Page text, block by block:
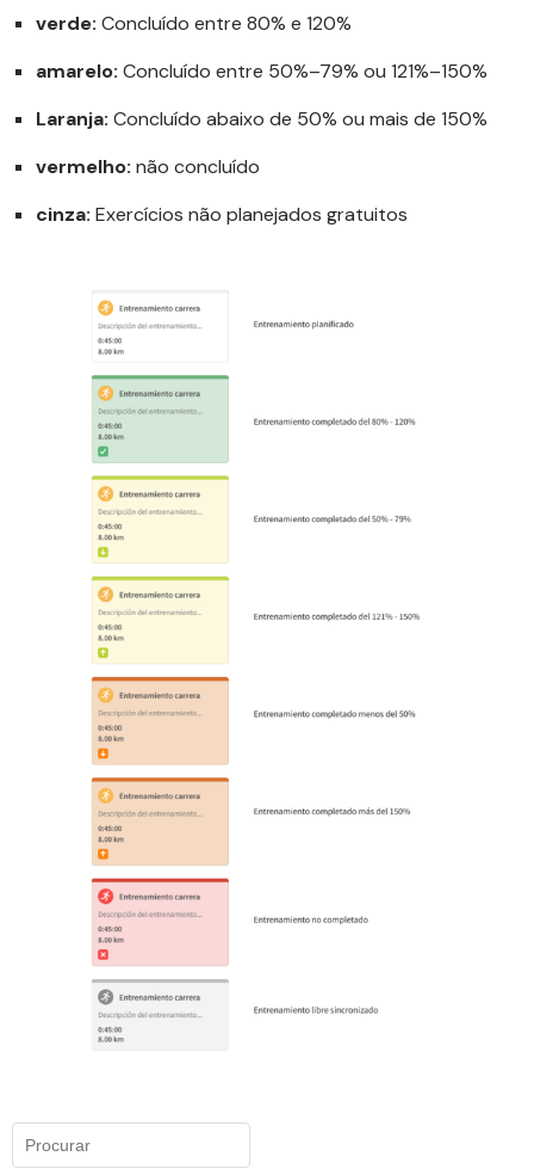
verde: Concluído entre 80% e 120%
amarelo: Concluído entre 50%–79% ou 121%–150%
Laranja: Concluído abaixo de 50% ou mais de 150%
vermelho: não concluído
cinza: Exercícios não planejados gratuitos